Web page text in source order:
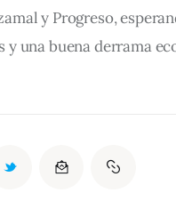
y Progreso,
y una buena derrama